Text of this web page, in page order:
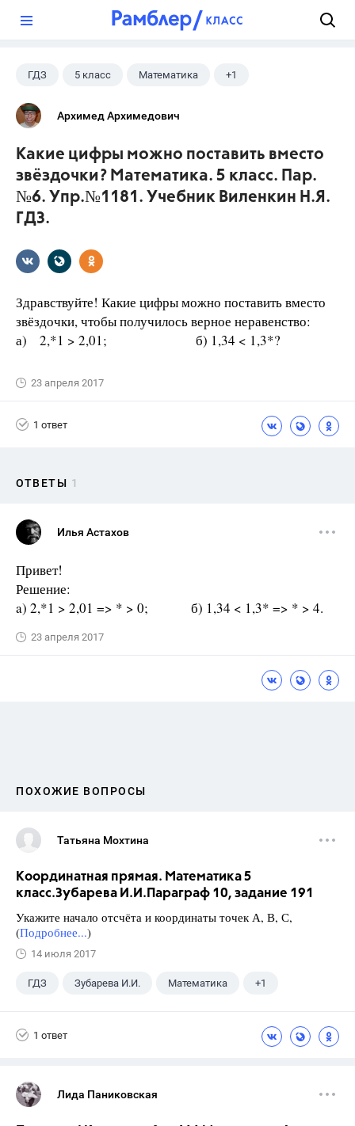
ГДЗ 5 класс Математика +1
Виленкин Н.Я.
Архимед Архимедович
Какие цифры можно поставить вместо
звёздочки? Математика. 5 класс. Пар.
№6. Упр.№1181. Учебник Виленкин Н.Я.
ГДЗ.
Здравствуйте! Какие цифры можно поставить вместо
звёздочки, чтобы получилось верное неравенство:
а) 2,*1 > 2,01; б) 1,34 < 1,3*?
23 апреля 2017
1 ответ
ОТВЕТЫ 1
Илья Астахов
Привет!
Решение:
a) 2,*1 > 2,01 => * > 0; б) 1,34 < 1,3* => * > 4.
23 апреля 2017
ПОХОЖИЕ ВОПРОСЫ
Татьяна Мохтина
Координатная прямая. Математика 5
класс.Зубарева И.И.Параграф 10, задание 191
Укажите начало отсчёта и координаты точек А, В, С,
(Подробнее...)
14 июля 2017
ГДЗ Зубарева И.И. Математика +1
1 ответ
Лида Паниковская